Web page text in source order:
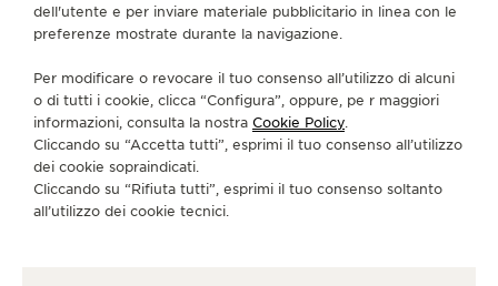
dell'utente e per inviare materiale pubblicitario in linea con le
preferenze mostrate durante la navigazione.
Per modificare o revocare il tuo consenso all’utilizzo di alcuni
o di tutti i cookie, clicca “Configura”, oppure, pe r maggiori
informazioni, consulta la nostra Cookie Policy.
Cliccando su “Accetta tutti”, esprimi il tuo consenso all’utilizzo
dei cookie sopraindicati.
Cliccando su “Rifiuta tutti”, esprimi il tuo consenso soltanto
all’utilizzo dei cookie tecnici.